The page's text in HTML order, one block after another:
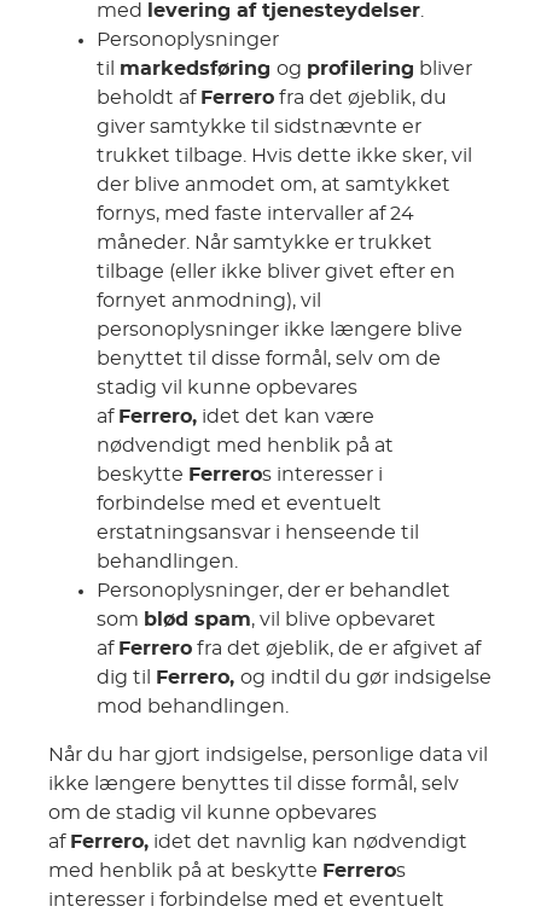
med
levering af tjenesteydelser
Personoplysninger
til markedsføring og profilering bliver
beholdt af Ferrero fra det øjeblik, du
giver samtykke til sidstnævnte er
trukket tilbage. Hvis dette ikke sker, vil
der blive anmodet om, at samtykket
fornys, med faste intervaller af 24
måneder. Når samtykke er trukket
tilbage (eller ikke bliver givet efter en
fornyet anmodning), vil
personoplysninger ikke længere blive
benyttet til disse formål, selv om de
stadig vil kunne opbevares
af Ferrero, idet det kan være
nødvendigt med henblik på at
beskytte Ferreros interesser i
forbindelse med et eventuelt
erstatningsansvar i henseende til
behandlingen.
Personoplysninger, der er behandlet
som blød spam, vil blive opbevaret
af Ferrero fra det øjeblik, de er afgivet af
dig til
Ferrero, og indtil du gør indsigelse
mod behandlingen.
Når du har gjort indsigelse, personlige data vil
ikke længere benyttes til disse formål, selv
om de stadig vil kunne opbevares
af Ferrero, idet det navnlig kan nødvendigt
med henblik på at beskytte Ferreros
interesser i forbindelse med et eventuelt